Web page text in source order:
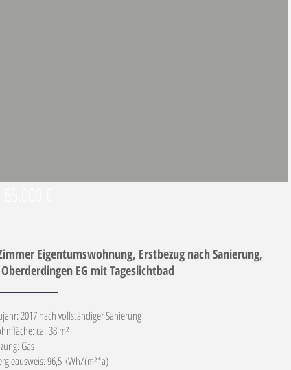
Eigentumswohnung, Erstbezug nach Sanierung,
EG mit Tageslichtbad
2017 nach vollständiger Sanierung
ca. 38 m²
Gas
96,5 kWh/(m²*a)